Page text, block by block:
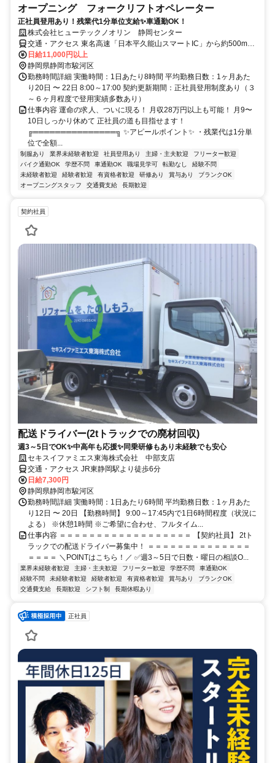
オープニング フォークリフトオペレーター
正社員登用あり！残業代1分単位支給✨車通勤OK！
株式会社ヒューテックノオリン 静岡センター
交通・アクセス 東名高速「日本平久能山スマートIC」から約500m
/JR静岡駅から車で15分 ※車通勤可
日給11,000円以上
静岡県静岡市駿河区
勤務時間詳細 実働時間：1日あたり8時間 平均勤務日数：1ヶ月あた
り20日 〜 22日 8:00～17:00 契約更新期間：正社員登用制度あり（３
～６ヶ月程度で登用実績多数あり）
仕事内容 運命の求人、ついに現る！ 月収28万円以上も可能！ 月9〜
10日しっかり休めて 正社員の道も目指せます！
╔═══════════════╗ ✨アピールポイント✨ ・残業代は1分単
位で全額...
制服あり 業界未経験者歓迎 社員登用あり 主婦・主夫歓迎
フリーター歓迎
バイク通勤OK
学歴不問 車通勤OK 職場見学可 転勤なし
経験不問
未経験者歓迎
経験者歓迎 有資格者歓迎 研修あり 賞与あり
ブランクOK
オープニングスタッフ
交通費支給 長期歓迎
契約社員
配送ドライバー(2tトラックでの廃材回収)
週3～5日でOK✨中高年も応援✨同乗研修もあり未経験でも安心
セキスイファミエス東海株式会社 中部支店
交通・アクセス JR東静岡駅より徒歩6分
日給7,300円
静岡県静岡市駿河区
勤務時間詳細 実働時間：1日あたり6時間 平均勤務日数：1ヶ月あた
り12日 〜 20日 【勤務時間】 9:00～17:45内で1日6時間程度（状況に
よる） ※休憩1時間 ※ご希望に合わせ、フルタイム...
仕事内容 ＝＝＝＝＝＝＝＝＝＝＝＝＝＝＝＝＝＝ 【契約社員】 2tト
ラックでの配送ドライバー募集中！ ＝＝＝＝＝＝＝＝＝＝＝＝＝＝
＝＝＝＝ ＼POINTはこちら！／ ✅週3～5日で日数・曜日の相談O...
業界未経験者歓迎 主婦・主夫歓迎 フリーター歓迎 学歴不問
車通勤OK
経験不問
未経験者歓迎 経験者歓迎 有資格者歓迎 賞与あり
ブランクOK
交通費支給
長期歓迎 シフト制 長期休暇あり
正社員